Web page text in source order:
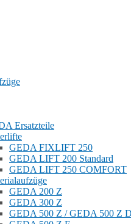
Ersatzteile
GEDA FIXLIFT 250
GEDA LIFT 200 Standard
GEDA LIFT 250 COMFORT
GEDA 200 Z
GEDA 300 Z
GEDA 500 Z / GEDA 500 Z